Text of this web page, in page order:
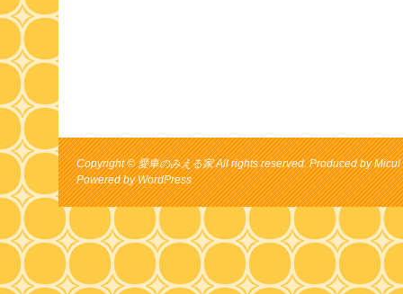
Copyright © 愛車のみえる家 All rights reserved. Produced by Micul
Powered byWordPress